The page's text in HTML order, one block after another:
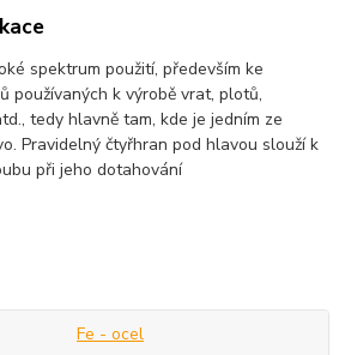
spektrum použití, především ke
používaných k výrobě vrat, plotů,
tedy hlavně tam, kde je jedním ze
Pravidelný čtyřhran pod hlavou slouží k
při jeho dotahování
Fe - ocel